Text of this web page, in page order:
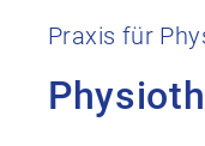
Praxis für